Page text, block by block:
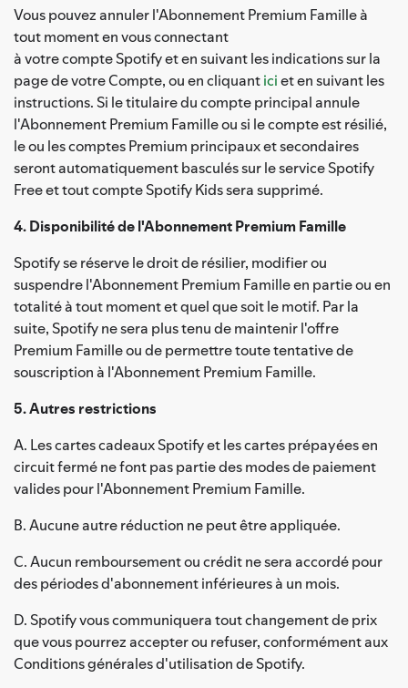
Vous pouvez annuler l'Abonnement Premium Famille à
tout moment en vous connectant
à votre compte Spotify et en suivant les indications sur la
page de votre Compte, ou en cliquanticiet en suivant les
instructions. Si le titulaire du compte principal annule
l'Abonnement Premium Famille ou si le compte est résilié,
le ou les comptes Premium principaux et secondaires
seront automatiquement basculés sur le service Spotify
Free et tout compte Spotify Kids sera supprimé.
4. Disponibilité de l'Abonnement Premium Famille
Spotify se réserve le droit de résilier, modifier ou
suspendre l'Abonnement Premium Famille en partie ou en
totalité à tout moment et quel que soit le motif. Par la
suite, Spotify ne sera plus tenu de maintenir l'offre
Premium Famille ou de permettre toute tentative de
souscription à l'Abonnement Premium Famille.
5. Autres restrictions
A. Les cartes cadeaux Spotify et les cartes prépayées en
circuit fermé ne font pas partie des modes de paiement
valides pour l'Abonnement Premium Famille.
B. Aucune autre réduction ne peut être appliquée.
C. Aucun remboursement ou crédit ne sera accordé pour
des périodes d'abonnement inférieures à un mois.
D. Spotify vous communiquera tout changement de prix
que vous pourrez accepter ou refuser, conformément aux
Conditions générales d'utilisation de Spotify.